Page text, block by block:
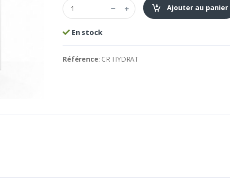
Ajouter au panier
En stock
Référence: CR HYDRAT